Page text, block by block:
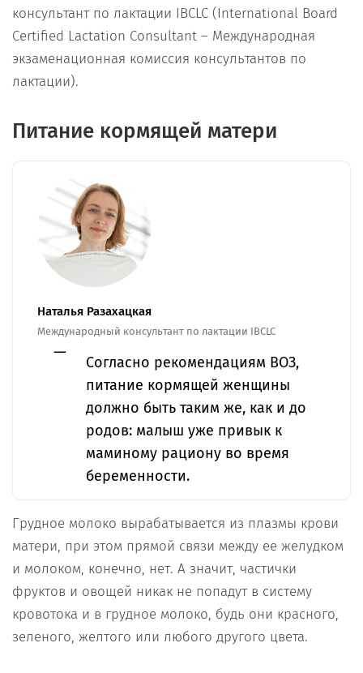
консультант по лактации IBCLC (International Board
Certified Lactation Consultant – Международная
экзаменационная комиссия консультантов по
лактации).
Питание кормящей матери
Наталья Разахацкая
Международный консультант по лактации IBCLC
Согласно рекомендациям ВОЗ,
питание кормящей женщины
должно быть таким же, как и до
родов: малыш уже привык к
маминому рациону во время
беременности.
Грудное молоко вырабатывается из плазмы крови
матери, при этом прямой связи между ее желудком
и молоком, конечно, нет. А значит, частички
фруктов и овощей никак не попадут в систему
кровотока и в грудное молоко, будь они красного,
зеленого, желтого или любого другого цвета.